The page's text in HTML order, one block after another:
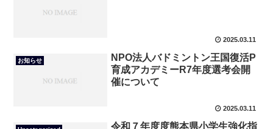
2025.03.11
お知らせ
NPO法人バドミントン王国復活P
育成アカデミーR7年度選考会開
催について
2025.03.11
令和７年度度熊本県小学生強化指